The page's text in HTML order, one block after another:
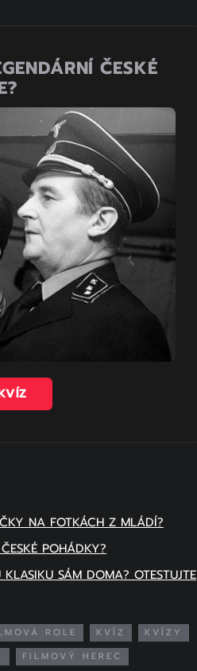
ČESKÉ
NA FOTKÁCH Z MLÁDÍ?
POHÁDKY?
SÁM DOMA? OTESTUJTE
ROLE KVÍZ
KVÍZY
FILMOVÝ HEREC